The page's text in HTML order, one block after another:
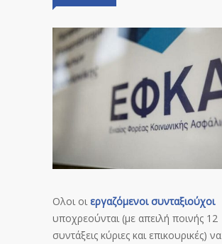
Ολοι οιεργαζόμενοι συνταξιούχοι
υποχρεούνται (με απειλή ποινής 12
συντάξεις κύριες και επικουρικές) να